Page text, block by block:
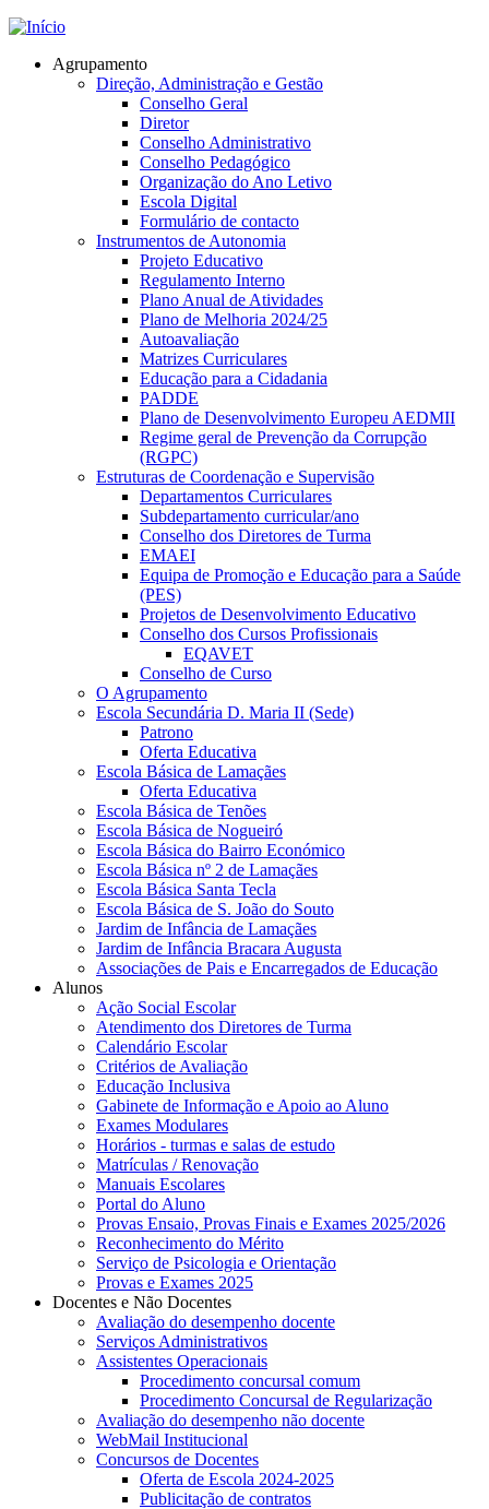
Jump to navigation
Agrupamento
Direção, Administração e Gestão
Conselho Geral
Diretor
Conselho Administrativo
Conselho Pedagógico
Organização do Ano Letivo
Escola Digital
Formulário de contacto
Instrumentos de Autonomia
Projeto Educativo
Regulamento Interno
Plano Anual de Atividades
Plano de Melhoria 2024/25
Autoavaliação
Matrizes Curriculares
Educação para a Cidadania
PADDE
Plano de Desenvolvimento Europeu AEDMII
Regime geral de Prevenção da Corrupção
(RGPC)
Estruturas de Coordenação e Supervisão
Departamentos Curriculares
Subdepartamento curricular/ano
Conselho dos Diretores de Turma
EMAEI
Equipa de Promoção e Educação para a Saúde
(PES)
Projetos de Desenvolvimento Educativo
Conselho dos Cursos Profissionais
EQAVET
Conselho de Curso
O Agrupamento
Escola Secundária D. Maria II (Sede)
Patrono
Oferta Educativa
Escola Básica de Lamaçães
Oferta Educativa
Escola Básica de Tenões
Escola Básica de Nogueiró
Escola Básica do Bairro Económico
Escola Básica nº 2 de Lamaçães
Escola Básica Santa Tecla
Escola Básica de S. João do Souto
Jardim de Infância de Lamaçães
Jardim de Infância Bracara Augusta
Associações de Pais e Encarregados de Educação
Alunos
Ação Social Escolar
Atendimento dos Diretores de Turma
Calendário Escolar
Critérios de Avaliação
Educação Inclusiva
Gabinete de Informação e Apoio ao Aluno
Exames Modulares
Horários - turmas e salas de estudo
Matrículas / Renovação
Manuais Escolares
Portal do Aluno
Provas Ensaio, Provas Finais e Exames 2025/2026
Reconhecimento do Mérito
Serviço de Psicologia e Orientação
Provas e Exames 2025
Docentes e Não Docentes
Avaliação do desempenho docente
Serviços Administrativos
Assistentes Operacionais
Procedimento concursal comum
Procedimento Concursal de Regularização
Avaliação do desempenho não docente
WebMail Institucional
Concursos de Docentes
Oferta de Escola 2024-2025
Publicitação de contratos